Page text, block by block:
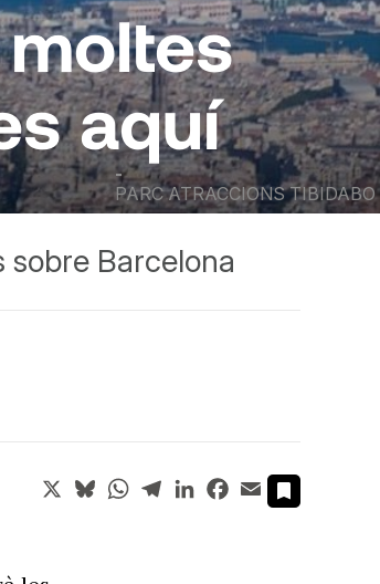
-
PARC ATRACCIONS TIBIDABO
aquí
Barcelona
X BlueskyWhatsApp
TelegramLinkedInFacebook
Email